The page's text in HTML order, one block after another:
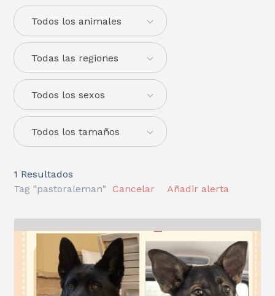
Todas las regiones
Todos los animales
Todos los sexos
Todos los tamaños
1 Resultados
Tag "pastoraleman"
Cancelar Añadir alerta